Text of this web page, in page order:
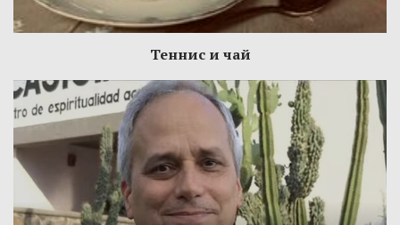
Теннис и чай